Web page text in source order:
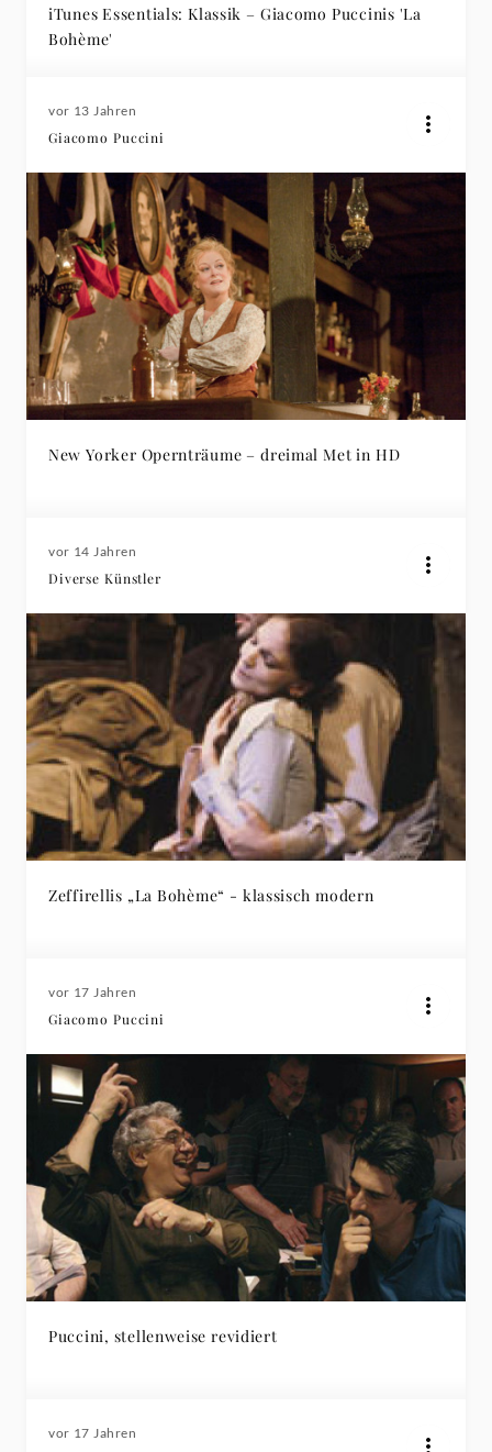
iTunes Essentials: Klassik – Giacomo Puccinis 'La
Bohème'
vor 13 Jahren
Giacomo Puccini
New Yorker Opernträume – dreimal Met in HD
vor 14 Jahren
Diverse Künstler
Zeffirellis „La Bohème“ - klassisch modern
vor 17 Jahren
Giacomo Puccini
Puccini, stellenweise revidiert
vor 17 Jahren